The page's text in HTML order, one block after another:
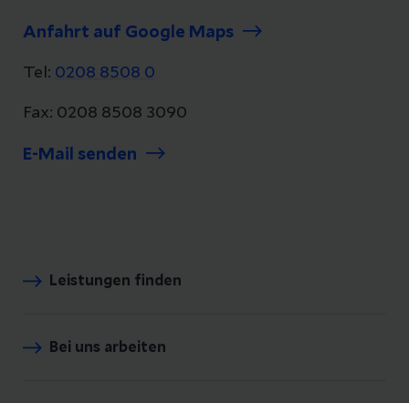
Anfahrt auf Google Maps
Tel: 0208 8508 0
Fax: 0208 8508 3090
E-Mail senden
Leistungen finden
Bei uns arbeiten